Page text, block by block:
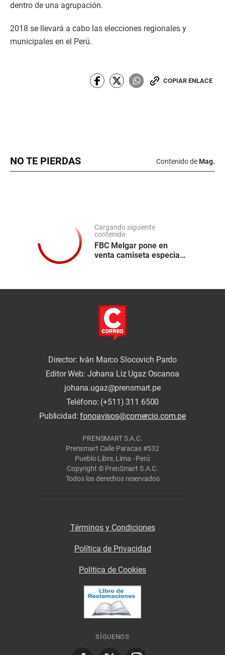
dentro de una agrupación.
2018 se llevará a cabo las elecciones regionales y
municipales en el Perú.
COPIAR ENLACE
NO TE PIERDAS Contenido de Mag.
Cargando siguiente
contenido
FBC Melgar pone en
venta camiseta especial
Director: Iván Marco Slocovich Pardo
Editor Web: Johana Liz Ugaz Oscanoa
johana.ugaz@prensmart.pe
Teléfono: (+511) 311 6500
Publicidad:fonoavisos@comercio.com.pe
PRENSMART S.A.C.
Prensmart Calle Paracas #532
Pueblo Libre, Lima - Perú
Copyright © PrenSmart S.A.C.
Todos los derechos reservados
Términos y Condiciones
Política de Privacidad
Politica de Cookies
SÍGUENOS